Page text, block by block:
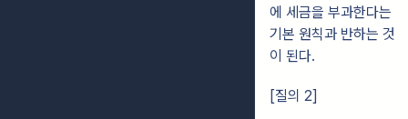
에 세금을 부과한다는
기본 원칙과 반하는 것
이 된다.
[질의 2]